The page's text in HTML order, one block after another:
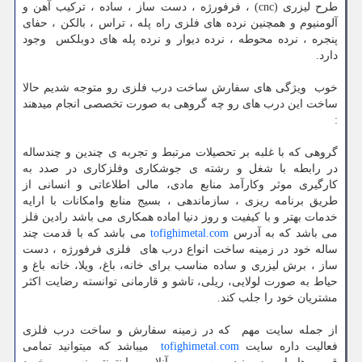
طرح لیزری (cnc) ، فرفورژه ، دست ساز ، ساده ، ترکیب آهن و
آلومنیوم و همچنین نرده های فلزی راه پله ، تراس ، بالکن ، حفای
پنجره ، نرده محوطه ، نرده دیوار و نرده پله های دوبلکس وجود
دارد.
خوب ویژگی های سفارش ساخت درب فلزی رو متوجه شدیم حالا
ساخت این درب های رو چه گروهی به صورت تخصصی انجام میدهند
:
گروهی که با غلبه بر تحصیلات مرتبط و تجربه ی چندین و چندساله
در رابطه با شغل و رشته ی جوشکاری وفلزکاری در صدد به
کارگیری موثر وکارآمد منابع مادی، مالی اطلاعاتی و انسانی از
طریق برنامه ریزی ، سازماندهی ، بسیج منابع وامکانات با ارایه
خدمات بهتر و با کیفیت و روز دنیا اماده همکاری می باشد رادین فلز
می باشد که به آدرس tofighimetal.comمی باشد که با قدمت چند
ساله خود در زمینه ساخت انواع درب های فلزی فرفورژه ، دست
ساز ، برش لیزری و ساده مناسب برای خانه، باغ، ویلا، خانه باغ و
حیاط به صورت لولایی، ریلی، تاشو و قارمانی توانسته رضایت اکثر
مشتریان خود را جلب کند.
از جمله سایت مهم که در زمینه سفارش و ساخت درب فلزی
فعالیت داره سایت tofighimetal.comمیباشد که میتوانید تمامی